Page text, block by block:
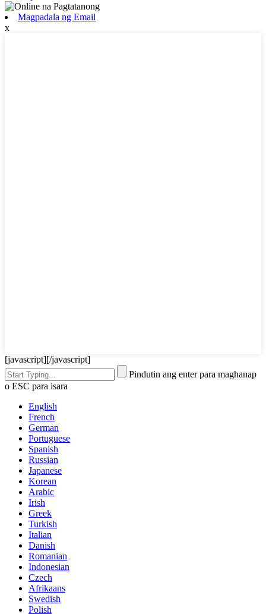
Magpadala ng Email
x
[javascript][/javascript]
Pindutin ang enter para maghanap
o ESC para isara
English
French
German
Portuguese
Spanish
Russian
Japanese
Korean
Arabic
Irish
Greek
Turkish
Italian
Danish
Romanian
Indonesian
Czech
Afrikaans
Swedish
Polish